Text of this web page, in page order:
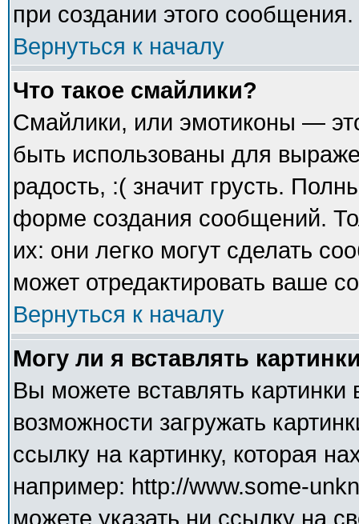
при создании этого сообщения.
Вернуться к началу
Что такое смайлики?
Смайлики, или эмотиконы —
быть использованы для
радость, :( значит грусть.
форме создания сообщений.
их: они легко могут сделать
может отредактировать ваше
Вернуться к началу
Могу ли я вставлять
Вы можете вставлять
возможности загружать
ссылку на картинку, которая
например: http://www.some-
можете указать ни ссылку на